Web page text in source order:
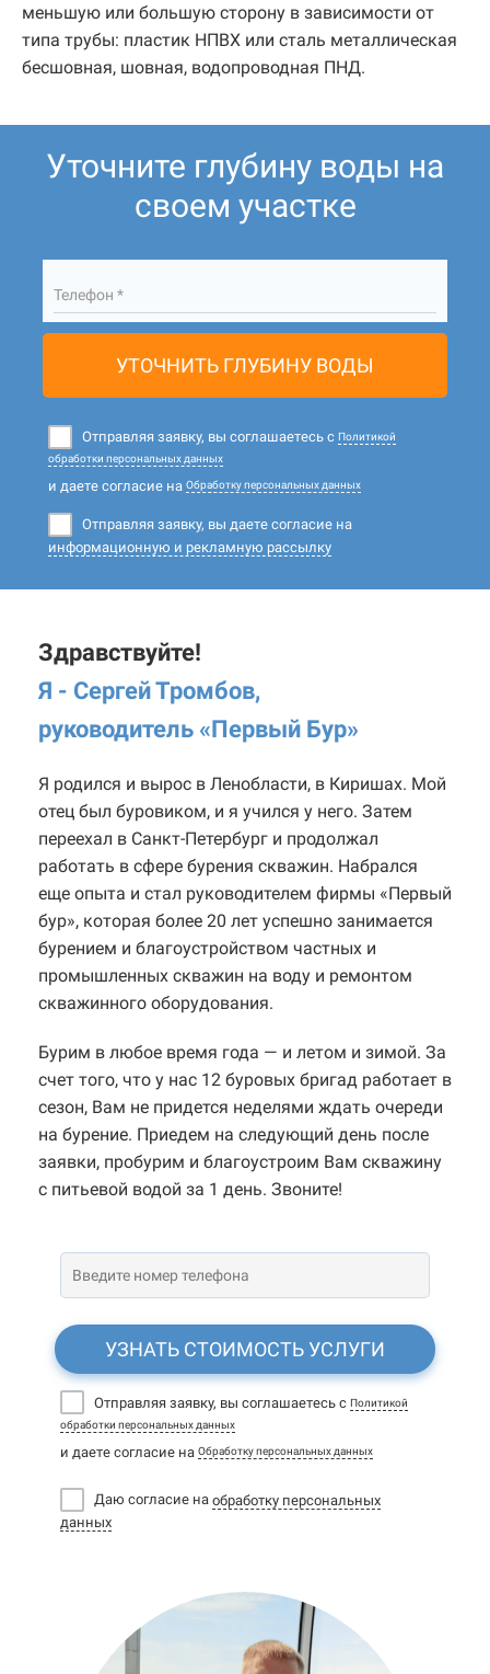
меньшую или большую сторону в зависимости от
типа трубы: пластик НПВХ или сталь металлическая
бесшовная, шовная, водопроводная ПНД.
Уточните глубину воды на
своем участке
Телефон *
УТОЧНИТЬ ГЛУБИНУ ВОДЫ
Отправляя заявку, вы соглашаетесь с Политикой
обработки персональных данных
и даете согласие на Обработку персональных данных
Отправляя заявку, вы даете согласие на
информационную и рекламную рассылку
Здравствуйте!
Я - Сергей Тромбов,
руководитель «Первый Бур»
Я родился и вырос в Ленобласти, в Киришах. Мой
отец был буровиком, и я учился у него. Затем
переехал в Санкт-Петербург и продолжал
работать в сфере бурения скважин. Набрался
еще опыта и стал руководителем фирмы «Первый
бур», которая более 20 лет успешно занимается
бурением и благоустройством частных и
промышленных скважин на воду и ремонтом
скважинного оборудования.
Бурим в любое время года — и летом и зимой. За
счет того, что у нас 12 буровых бригад работает в
сезон, Вам не придется неделями ждать очереди
на бурение. Приедем на следующий день после
заявки, пробурим и благоустроим Вам скважину
с питьевой водой за 1 день. Звоните!
УЗНАТЬ СТОИМОСТЬ УСЛУГИ
Отправляя заявку, вы соглашаетесь с Политикой
обработки персональных данных
и даете согласие на Обработку персональных данных
Даю согласие на обработку персональных
данных